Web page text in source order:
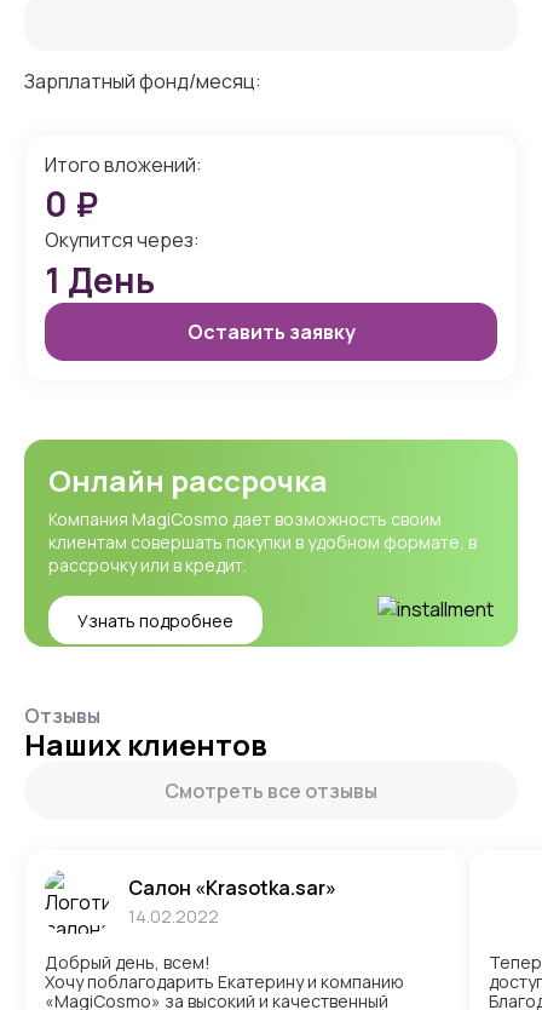
Зарплатный фонд/месяц:
Итого вложений:
0 ₽
Окупится через:
1 День
Оставить заявку
Онлайн рассрочка
Компания MagiCosmo дает возможность своим
клиентам совершать покупки в удобном формате, в
рассрочку или в кредит.
Узнать подробнее
Отзывы
Наших клиентов
Смотреть все отзывы
Салон «Krasotka.sar»
14.02.2022
Добрый день, всем!
Хочу поблагодарить Екатерину и компанию
«MagiCosmo» за высокий и качественный